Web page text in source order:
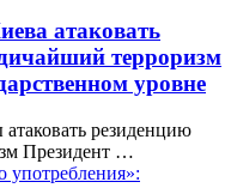
атаковать
терроризм
уровне
резиденцию
Президент …